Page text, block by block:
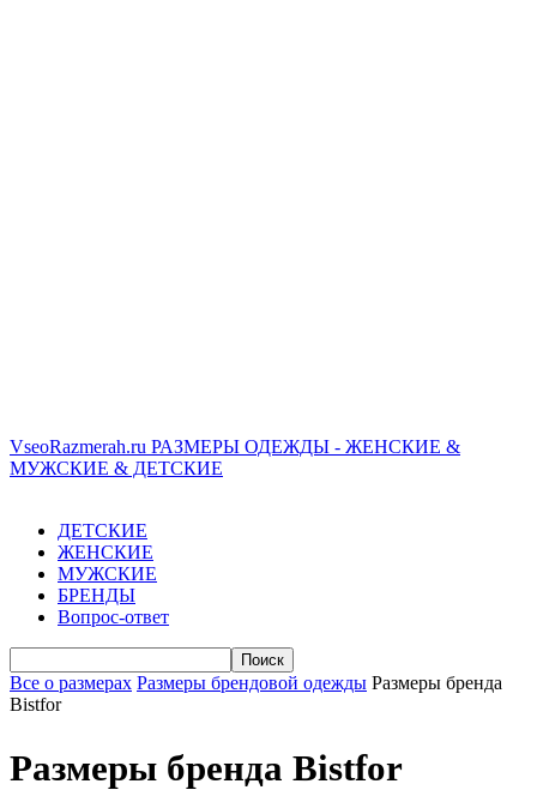
VseoRazmerah.ru РАЗМЕРЫ ОДЕЖДЫ - ЖЕНСКИЕ &
МУЖСКИЕ & ДЕТСКИЕ
ДЕТСКИЕ
ЖЕНСКИЕ
МУЖСКИЕ
БРЕНДЫ
Вопрос-ответ
Все о размерах Размеры брендовой одежды Размеры бренда
Bistfor
Размеры бренда Bistfor